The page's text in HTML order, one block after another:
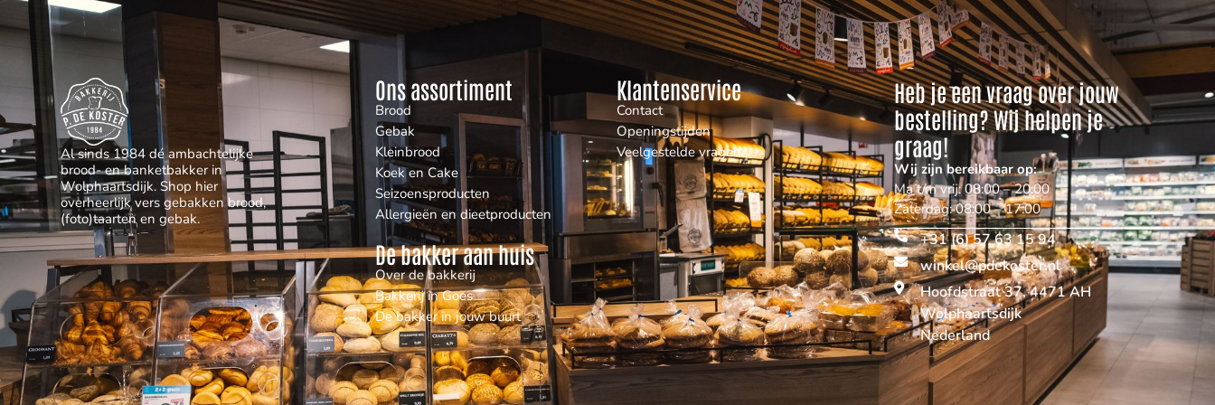
Al sinds 1984 dé ambachtelijke
brood- en banketbakker in
Wolphaartsdijk. Shop hier
overheerlijk vers gebakken brood,
(foto)taarten en gebak.
Ons assortiment
Brood
Gebak
Kleinbrood
Koek en Cake
Seizoensproducten
Allergieën en dieetproducten
De bakker aan huis
Over de bakkerij
Bakkerij in Goes
De bakker in jouw buurt
Klantenservice
Contact
Openingstijden
Veelgestelde vragen
Heb je een vraag over jouw
bestelling? Wij helpen je
graag!
Wij zijn bereikbaar op:
Ma t/m vrij: 08:00 – 20:00
Zaterdag: 08:00 – 17:00
+31 (6) 57 63 15 94
winkel@pdekoster.nl
Hoofdstraat 37, 4471 AH
Wolphaartsdijk
Nederland